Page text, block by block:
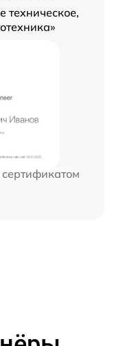
техническое,